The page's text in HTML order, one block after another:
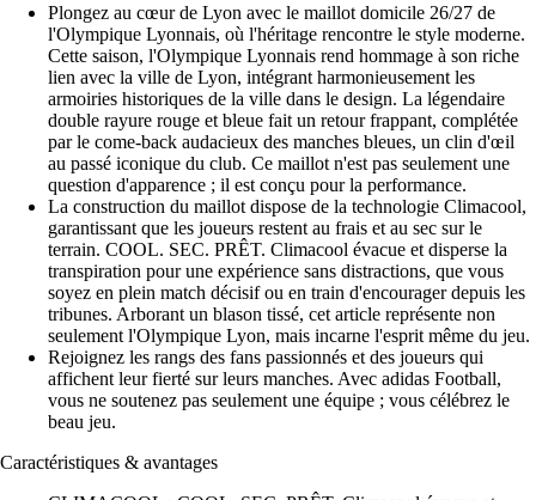
Plongez au cœur de Lyon avec le maillot domicile 26/27 de
l'Olympique Lyonnais, où l'héritage rencontre le style moderne.
Cette saison, l'Olympique Lyonnais rend hommage à son riche
lien avec la ville de Lyon, intégrant harmonieusement les
armoiries historiques de la ville dans le design. La légendaire
double rayure rouge et bleue fait un retour frappant, complétée
par le come-back audacieux des manches bleues, un clin d'œil
au passé iconique du club. Ce maillot n'est pas seulement une
question d'apparence ; il est conçu pour la performance.
La construction du maillot dispose de la technologie Climacool,
garantissant que les joueurs restent au frais et au sec sur le
terrain. COOL. SEC. PRÊT. Climacool évacue et disperse la
transpiration pour une expérience sans distractions, que vous
soyez en plein match décisif ou en train d'encourager depuis les
tribunes. Arborant un blason tissé, cet article représente non
seulement l'Olympique Lyon, mais incarne l'esprit même du jeu.
Rejoignez les rangs des fans passionnés et des joueurs qui
affichent leur fierté sur leurs manches. Avec adidas Football,
vous ne soutenez pas seulement une équipe ; vous célébrez le
beau jeu.
Caractéristiques & avantages